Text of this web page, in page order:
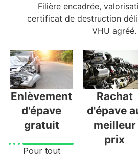
Filière encadrée,
certificat de destruction
VHU agréé.
Enlèvement
d'épave
gratuit
Pour tout
Rachat
d'épave
meilleur
prix